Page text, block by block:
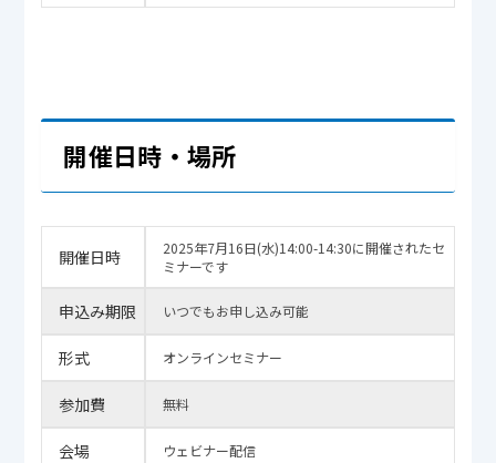
開催日時・場所
開催日時
2025年7月16日(水)14:00-14:30に開催されたセ
ミナーです
申込み期限 いつでもお申し込み可能
形式 オンラインセミナー
参加費 無料
会場 ウェビナー配信